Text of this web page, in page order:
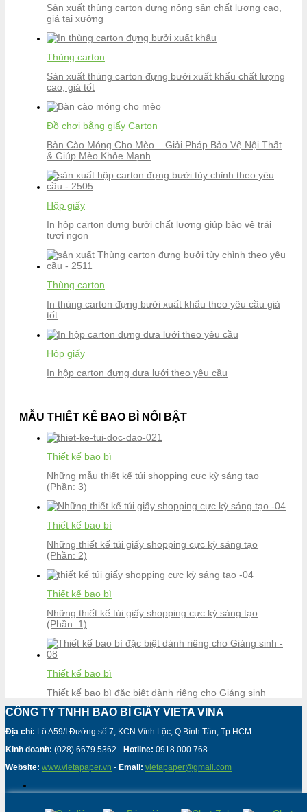
Sản xuất thùng carton đựng nông sản chất lượng cao,
giá tại xưởng
Thùng carton
Sản xuất thùng carton đựng bưởi xuất khẩu chất lượng
cao, giá tốt
Đồ chơi bằng giấy Carton
Bàn Cào Móng Cho Mèo – Giải Pháp Bảo Vệ Nội Thất
& Giúp Mèo Khỏe Mạnh
Hộp giấy
In hộp carton đựng bưởi chất lượng giúp bảo vệ trái
tươi ngon
Thùng carton
In thùng carton đựng bưởi xuất khẩu theo yêu cầu giá
tốt
Hộp giấy
In hộp carton đựng dưa lưới theo yêu cầu
MẪU THIẾT KẾ BAO BÌ NỔI BẬT
Thiết kế bao bì
Những mẫu thiết kế túi shopping cực kỳ sáng tạo
(Phần: 3)
Thiết kế bao bì
Những thiết kế túi giấy shopping cực kỳ sáng tạo
(Phần: 2)
Thiết kế bao bì
Những thiết kế túi giấy shopping cực kỳ sáng tạo
(Phần: 1)
Thiết kế bao bì
Thiết kế bao bì đặc biệt dành riêng cho Giáng sinh
CÔNG TY TNHH BAO BÌ GIẤY VIETA VINA
Địa chỉ: Lô A59/I Đường số 7, KCN Vĩnh Lộc, Q.Bình Tân, Tp.HCM
Kinh doanh: (028) 6679 5362 - Hotline: 0918 000 768
Website: www.vietapaper.vn - Email: vietapaper@gmail.com